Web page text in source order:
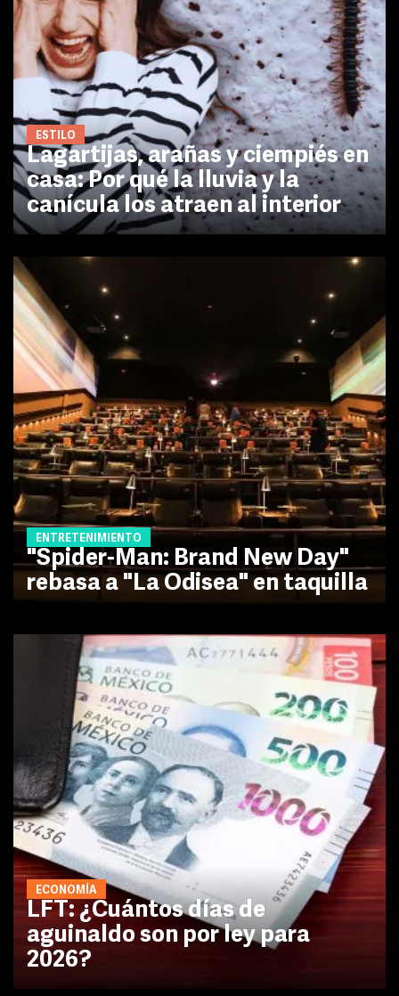
ESTILO
Lagartijas, arañas y ciempiés en
casa: Por qué la lluvia y la
canícula los atraen al interior
ENTRETENIMIENTO
"Spider-Man: Brand New Day"
rebasa a "La Odisea" en taquilla
ECONOMÍA
LFT: ¿Cuántos días de
aguinaldo son por ley para
2026?